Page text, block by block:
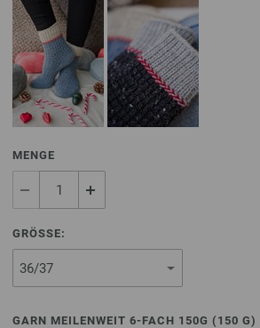
MENGE
GRÖSSE:
GARN MEILENWEIT 6-FACH 150G ( 150 G)